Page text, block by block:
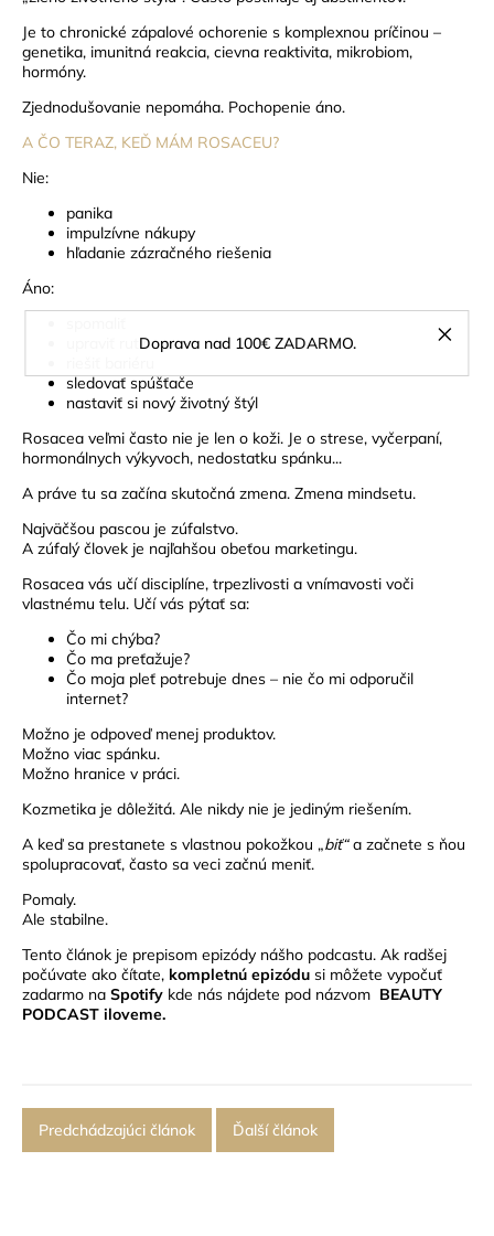
Doprava nad 100€ ZADARMO.
Je to chronické zápalové ochorenie s komplexnou príčinou –
genetika, imunitná reakcia, cievna reaktivita, mikrobiom,
hormóny.
Zjednodušovanie nepomáha. Pochopenie áno.
A ČO TERAZ, KEĎ MÁM ROSACEU?
Nie:
panika
impulzívne nákupy
hľadanie zázračného riešenia
Áno:
upraviť rutinu
sledovať spúšťače
nastaviť si nový životný štýl
Rosacea veľmi často nie je len o koži. Je o strese, vyčerpaní,
hormonálnych výkyvoch, nedostatku spánku...
A práve tu sa začína skutočná zmena. Zmena mindsetu.
Najväčšou pascou je zúfalstvo.
A zúfalý človek je najľahšou obeťou marketingu.
Rosacea vás učí disciplíne, trpezlivosti a vnímavosti voči
vlastnému telu. Učí vás pýtať sa:
Čo mi chýba?
Čo ma preťažuje?
Čo moja pleť potrebuje dnes – nie čo mi odporučil
internet?
Možno je odpoveď menej produktov.
Možno viac spánku.
Možno hranice v práci.
Kozmetika je dôležitá. Ale nikdy nie je jediným riešením.
A keď sa prestanete s vlastnou pokožkou „biť“a začnete s ňou
spolupracovať, často sa veci začnú meniť.
Pomaly.
Ale stabilne.
Tento článok je prepisom epizódy nášho podcastu. Ak radšej
počúvate ako čítate, kompletnú epizódu si môžete vypočuť
zadarmo na Spotify kde nás nájdete pod názvom BEAUTY
PODCAST iloveme.
Predchádzajúci článok Ďalší článok